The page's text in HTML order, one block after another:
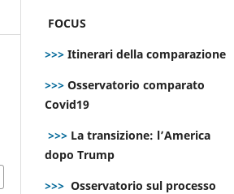
FOCUS
>>> Itinerari della comparazione
>>> Osservatorio comparato
Covid19
>>> La transizione: l’America
dopo Trump
>>> Osservatorio sul processo